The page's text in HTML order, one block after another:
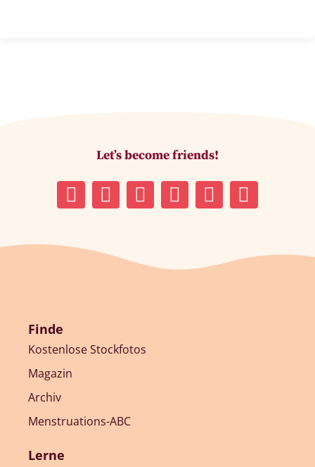
Let’s become friends!
Finde
Kostenlose Stockfotos
Magazin
Archiv
Menstruations-ABC
Lerne